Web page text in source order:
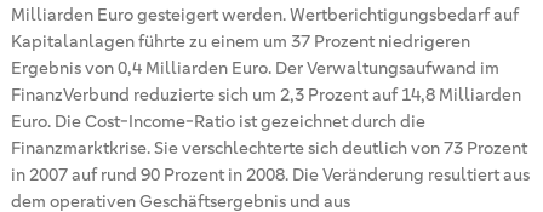
Milliarden Euro gesteigert werden. Wertberichtigungsbedarf auf
Kapitalanlagen führte zu einem um 37 Prozent niedrigeren
Ergebnis von 0,4 Milliarden Euro. Der Verwaltungsaufwand im
FinanzVerbund reduzierte sich um 2,3 Prozent auf 14,8 Milliarden
Euro. Die Cost-Income-Ratio ist gezeichnet durch die
Finanzmarktkrise. Sie verschlechterte sich deutlich von 73 Prozent
in 2007 auf rund 90 Prozent in 2008. Die Veränderung resultiert aus
dem operativen Geschäftsergebnis und aus